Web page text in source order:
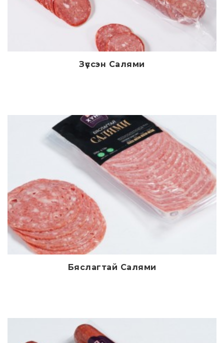
ДэлгэрэнгүйЗүссэн Салями
ДэлгэрэнгүйБяслагтай Салями